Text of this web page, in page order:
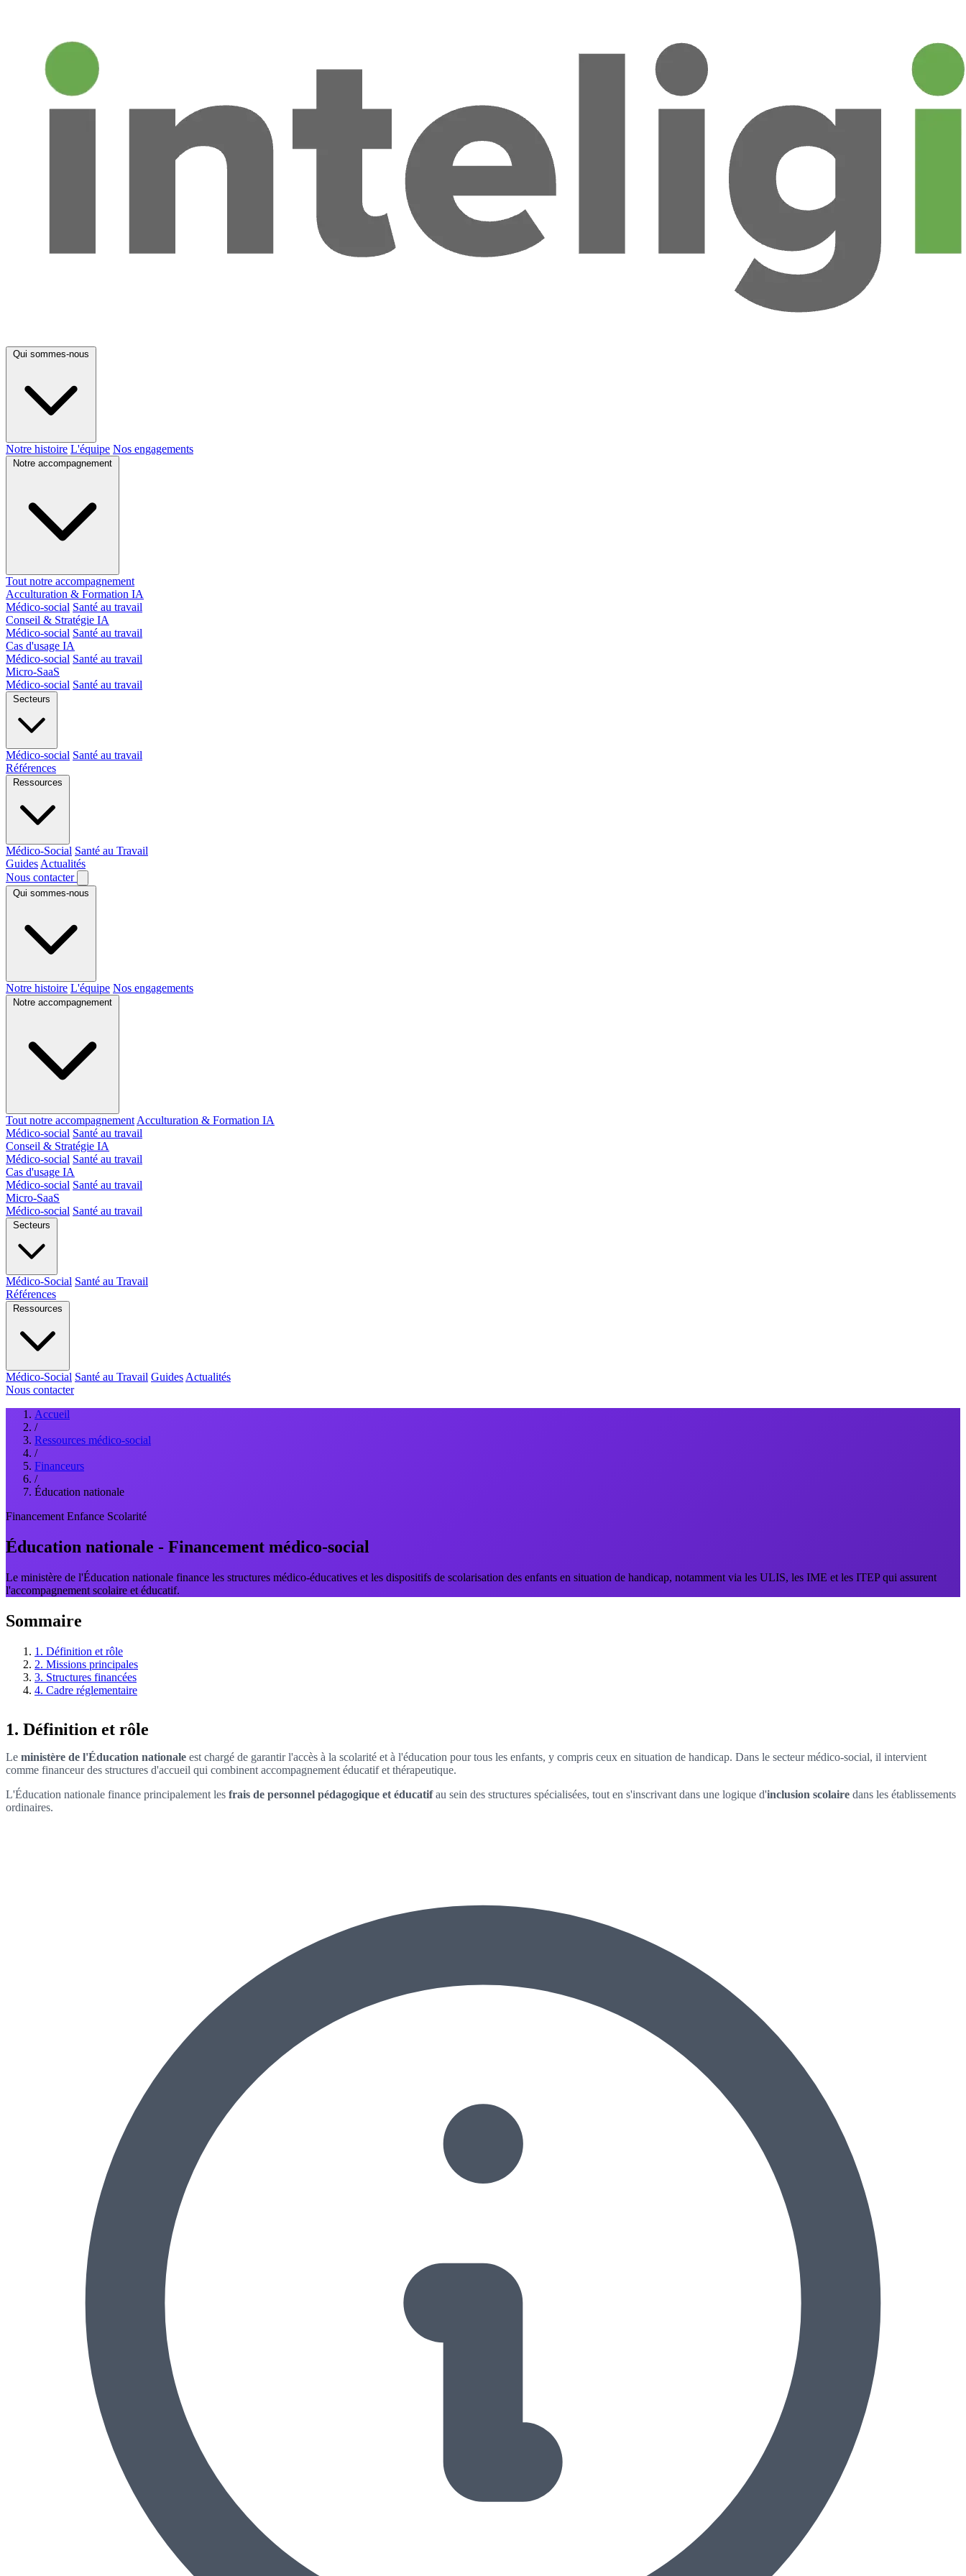
Qui sommes-nous
Notre histoire L'équipe Nos engagements
Notre accompagnement
Tout notre accompagnement
Acculturation & Formation IA
Médico-social Santé au travail
Conseil & Stratégie IA
Médico-social Santé au travail
Cas d'usage IA
Médico-social Santé au travail
Micro-SaaS
Médico-social Santé au travail
Secteurs
Médico-social Santé au travail
Références
Ressources
Médico-Social Santé au Travail
Guides Actualités
Nous contacter
Qui sommes-nous
Notre histoire L'équipe Nos engagements
Notre accompagnement
Tout notre accompagnement Acculturation & Formation IA
Médico-social Santé au travail
Conseil & Stratégie IA
Médico-social Santé au travail
Cas d'usage IA
Médico-social Santé au travail
Micro-SaaS
Médico-social Santé au travail
Secteurs
Médico-Social Santé au Travail
Références
Ressources
Médico-Social Santé au Travail Guides Actualités
Nous contacter
Accueil
/
Ressources médico-social
/
Financeurs
/
Éducation nationale
Financement Enfance Scolarité
Éducation nationale - Financement médico-social
Le ministère de l'Éducation nationale finance les structures médico-éducatives et les dispositifs de scolarisation des enfants en situation de handicap, notamment via les ULIS, les IME et les ITEP qui assurent
l'accompagnement scolaire et éducatif.
Sommaire
1. Définition et rôle
2. Missions principales
3. Structures financées
4. Cadre réglementaire
1. Définition et rôle
Le ministère de l'Éducation nationale est chargé de garantir l'accès à la scolarité et à l'éducation pour tous les enfants, y compris ceux en situation de handicap. Dans le secteur médico-social, il intervient
comme financeur des structures d'accueil qui combinent accompagnement éducatif et thérapeutique.
L'Éducation nationale finance principalement les frais de personnel pédagogique et éducatifau sein des structures spécialisées, tout en s'inscrivant dans une logique d'inclusion scolaire dans les établissements
ordinaires.